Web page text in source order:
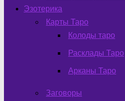
Эзотерика
Карты Таро
Колоды таро
Расклады Таро
Арканы Таро
Заговоры